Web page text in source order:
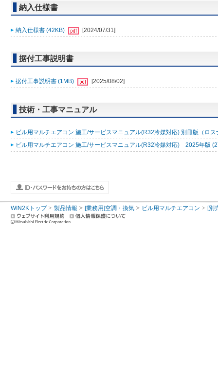
納入仕様書
納入仕様書 (42KB) [2024/07/31]
据付工事説明書
据付工事説明書 (1MB) [2025/08/02]
技術・工事マニュアル
ビル用マルチエアコン 施工/サービスマニュアル(R32冷媒対応) 別冊版（ロ
ビル用マルチエアコン 施工/サービスマニュアル(R32冷媒対応) 2025年版
WIN2Kトップ 製品情報 [業務用]空調・換気 ビル用マルチエアコン [別